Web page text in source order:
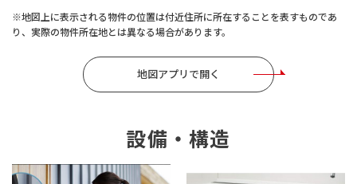
※地図上に表示される物件の位置は付近住所に所在することを表すものであ
り、実際の物件所在地とは異なる場合があります。
地図アプリで開く
設備・構造